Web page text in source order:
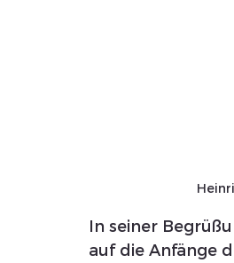
In seiner
auf die Anfänge